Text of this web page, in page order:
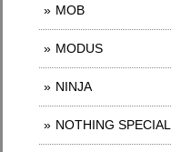
MOB
MODUS
NINJA
NOTHING SPECIAL